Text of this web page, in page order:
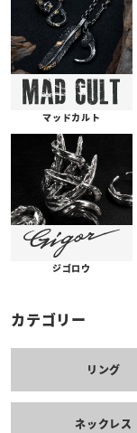
マッドカルト
ジゴロウ
カテゴリー
リング
ネックレス